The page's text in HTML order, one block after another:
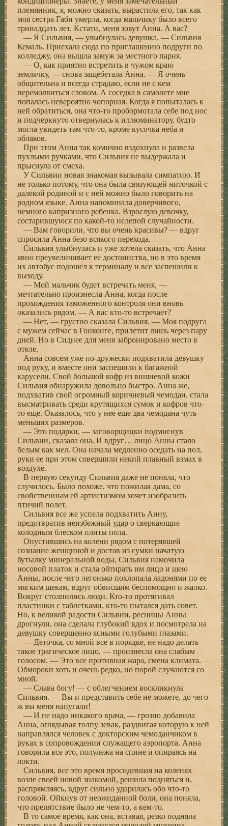
племянник, я, можно сказать, вырастила его, так как
моя сестра Габи умерла, когда мальчику было всего
тринадцать лет. Кстати, меня зовут Анна. А вас?
— Я Сильвия, — улыбнулась девушка. — Сильвия
Кемаль. Приехала сюда по приглашению подруги по
колледжу, она вышла замуж за местного парня.
— О, как приятно встретить в чужом краю
землячку, — снова защебетала Анна. — Я очень
общительна и всегда страдаю, если не с кем
перемолвиться словом. А соседка в самолете мне
попалась невероятно чопорная. Когда я попыталась к
ней обратиться, она что-то пробормотала себе под нос
и подчеркнуто отвернулась к иллюминатору, будто
могла увидеть там что-то, кроме кусочка неба и
облаков.
При этом Анна так комично вздохнула и развела
пухлыми ручками, что Сильвия не выдержала и
прыснула от смеха.
У Сильвии новая знакомая вызывала симпатию. И
не только потому, что она была связующей ниточкой с
далекой родиной и с ней можно было говорить на
родном языке. Анна напоминала доверчивого,
немного капризного ребенка. Взрослую девочку,
состарившуюся по какой-то нелепой случайности.
— Вам говорили, что вы очень красивы? — вдруг
спросила Анна безо всякого перехода.
Сильвия улыбнулась и уже хотела сказать, что Анна
явно преувеличивает ее достоинства, но в это время
их автобус подошел к терминалу и все заспешили к
выходу.
— Мой мальчик будет встречать меня, —
мечтательно произнесла Анна, когда после
прохождения таможенного контроля они вновь
оказались рядом. — А вас кто-то встречает?
— Нет, — грустно сказала Сильвия. — Моя подруга
с мужем сейчас в Гонконге, прилетит лишь через пару
дней. Но в Сиднее для меня забронировано место в
отеле.
Анна совсем уже по-дружески подхватила девушку
под руку, и вместе они заспешили к багажной
карусели. Свой большой кофр из вишневой кожи
Сильвия обнаружила довольно быстро. Анна же,
подхватив свой огромный коричневый чемодан, стала
высматривать среди крутящихся сумок и кофров что-
то еще. Оказалось, что у нее еще два чемодана чуть
меньших размеров.
— Это подарки, — заговорщицки подмигнув
Сильвии, сказала она. И вдруг… лицо Анны стало
белым как мел. Она начала медленно оседать на пол,
руки ее при этом совершили некий плавный взмах в
воздухе.
В первую секунду Сильвия даже не поняла, что
случилось. Было похоже, что пожилая дама, со
свойственным ей артистизмом хочет изобразить
птичий полет.
Сильвия все же успела подхватить Анну,
предотвратив неизбежный удар о сверкающие
холодным блеском плиты пола.
Опустившись на колени рядом с потерявшей
сознание женщиной и достав из сумки начатую
бутылку минеральной воды, Сильвия намочила
носовой платок и стала обтирать им лицо и шею
Анны, после чего легонько похлопала ладонями по ее
мягким щекам, вдруг обвисшим беспомощно и жалко.
Вокруг столпились люди. Кто-то протягивал
пластинки с таблетками, кто-то пытался дать совет.
Но, к великой радости Сильвии, ресницы Анны
дрогнули, она сделала глубокий вдох и посмотрела на
девушку совершенно ясными голубыми глазами.
— Деточка, со мной все в порядке, не надо делать
такое трагическое лицо, — произнесла она слабым
голосом. — Это все противная жара, смена климата.
Обмороки хоть и очень редко, но порой случаются со
мной.
— Слава богу! — с облегчением воскликнула
Сильвия. — Вы и представить себе не можете, до чего
ж вы меня напугали!
— И не надо никакого врача, — грозно добавила
Анна, оглядывая толпу зевак, раздвигая которую к ней
направлялся человек с докторским чемоданчиком в
руках в сопровождении служащего аэропорта. Анна
говорила все это, полулежа на спине и опираясь на
локти.
Сильвия, все это время просидевшая на коленях
возле своей новой знакомой, решила подняться и,
распрямляясь, вдруг сильно ударилась обо что-то
головой. Ойкнув от неожиданной боли, она поняла,
что препятствие было не чем-то, а кем-то.
В то самое время, как она, вставая, резко подняла